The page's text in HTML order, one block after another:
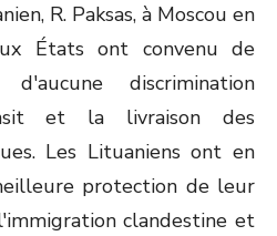
R. Paksas, à Moscou en
États ont convenu de
discrimination
et la livraison des
Les Lituaniens ont en
protection de leur
clandestine et